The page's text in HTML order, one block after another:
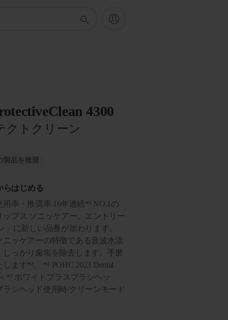
4300
クトクリーン
製品を推奨
らはじめる
率・推奨率 16年連続*¹ NO.1の
プス ソニッケアー。エントリー
に新しい品番が加わります。
ニッケアーの特徴である音波水流
っかり歯垢を除去します。手磨
ます*²。 *¹ POHC 2023 Dental
*² ホワイトプラスブラシヘッ
ラシヘッド使用時/クリーンモード